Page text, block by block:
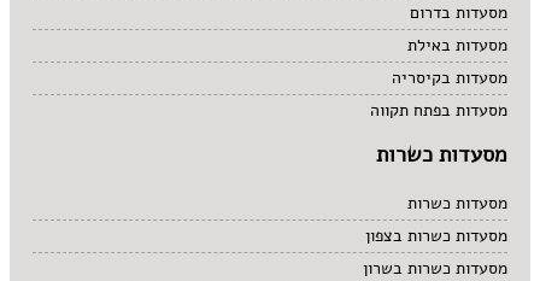
מסעדות בדרום
מסעדות באילת
מסעדות בקיסריה
מסעדות בפתח תקווה
מסעדות כשרות
מסעדות כשרות
מסעדות כשרות בצפון
מסעדות כשרות בשרון